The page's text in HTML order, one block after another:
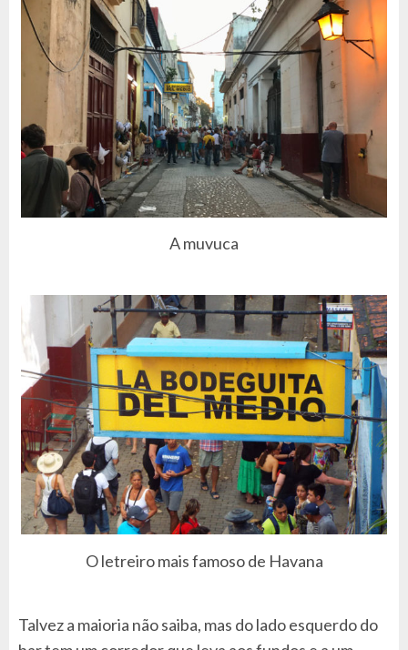
A muvuca
O letreiro mais famoso de Havana
Talvez a maioria não saiba, mas do lado esquerdo do